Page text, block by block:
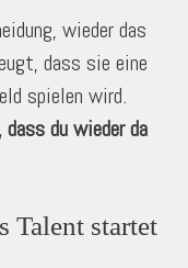
wieder das
dass sie eine
spielen wird.
du wieder da
Talent startet